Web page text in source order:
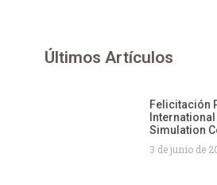
Últimos Artículos
Felicitación
Simulation
3 de junio de